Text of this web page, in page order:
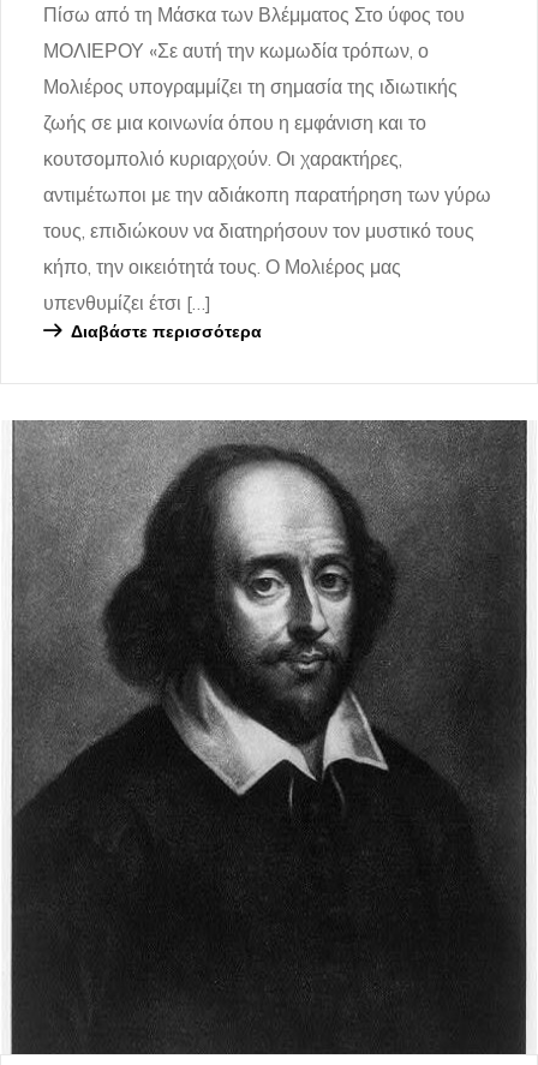
Πίσω από τη Μάσκα των Βλέμματος Στο ύφος του
ΜΟΛΙΕΡΟΥ «Σε αυτή την κωμωδία τρόπων, ο
Μολιέρος υπογραμμίζει τη σημασία της ιδιωτικής
ζωής σε μια κοινωνία όπου η εμφάνιση και το
κουτσομπολιό κυριαρχούν. Οι χαρακτήρες,
αντιμέτωποι με την αδιάκοπη παρατήρηση των γύρω
τους, επιδιώκουν να διατηρήσουν τον μυστικό τους
κήπο, την οικειότητά τους. Ο Μολιέρος μας
υπενθυμίζει έτσι […]
Διαβάστε περισσότερα